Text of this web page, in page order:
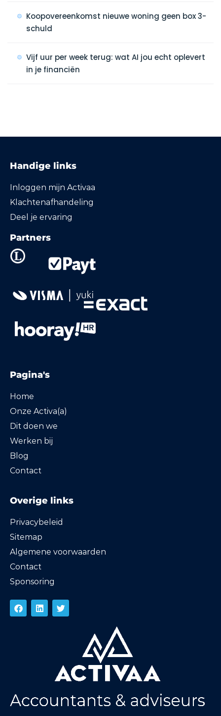
Koopovereenkomst nieuwe woning geen box 3-
schuld
Vijf uur per week terug: wat AI jou echt oplevert
in je financiën
Handige links
Inloggen mijn Activaa
Klachtenafhandeling
Deel je ervaring
Partners
Pagina's
Home
Onze Activa(a)
Dit doen we
Werken bij
Blog
Contact
Overige links
Privacybeleid
Sitemap
Algemene voorwaarden
Contact
Sponsoring